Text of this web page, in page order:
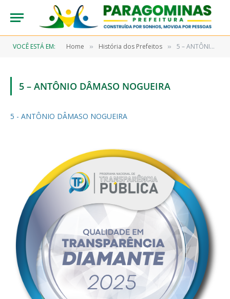
VOCÊ ESTÁ EM: Home » História dos Prefeitos » 5 – ANTÔNIO DÂMASO NOGUEIRA
5 – ANTÔNIO DÂMASO NOGUEIRA
5 - ANTÔNIO DÂMASO NOGUEIRA